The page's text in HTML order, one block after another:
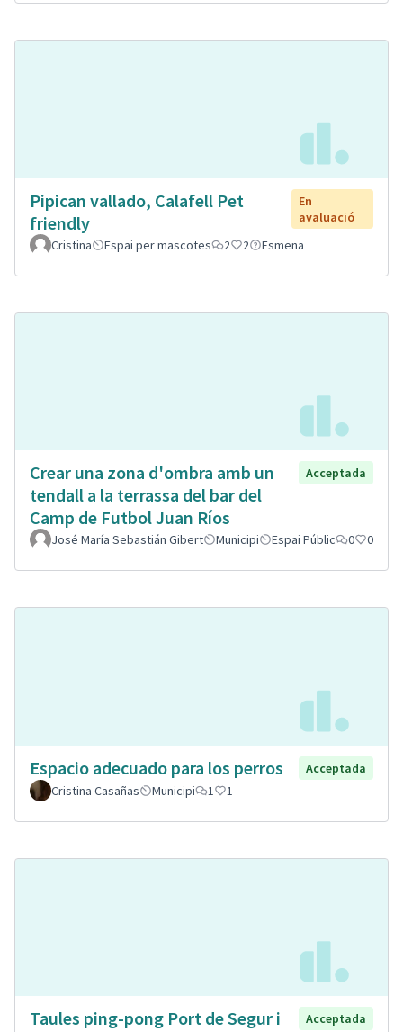
Pipican vallado, Calafell Pet
friendly
En
avaluació
Cristina
Espai per mascotes 2 2 Esmena
Crear una zona d'ombra amb un
tendall a la terrassa del bar del
Camp de Futbol Juan Ríos
Acceptada
José María Sebastián Gibert Municipi Espai Públic 0 0
Espacio adecuado para los perros
Acceptada
Cristina Casañas
Municipi 1 1
Taules ping-pong Port de Segur i
Acceptada